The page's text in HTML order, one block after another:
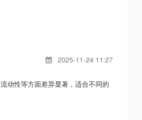
2025-11-24 11:27
动性等方面差异显著，适合不同的